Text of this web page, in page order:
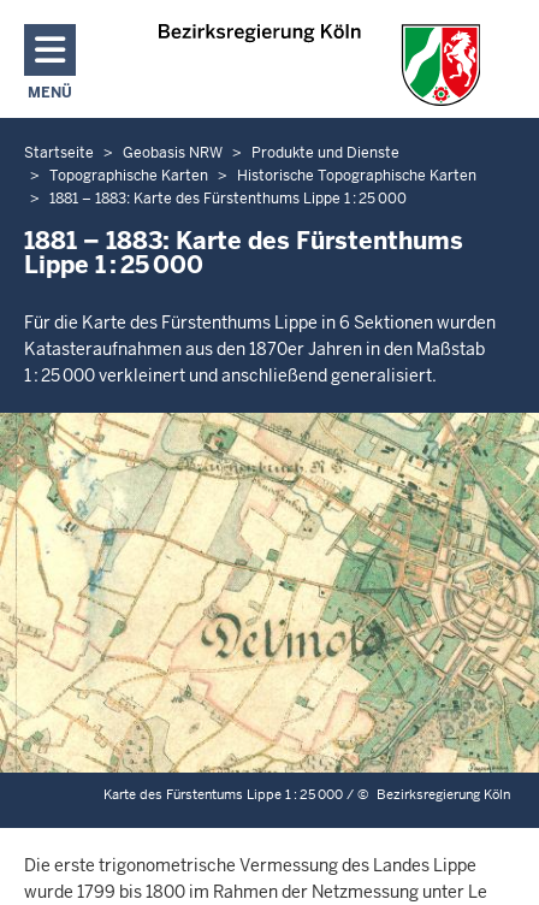
Direkt zum Inhalt
MENÜ
NAVIGATION AKTIVIEREN/DEAKTIVIEREN: HAUPTMENÜ
Sie
befinden
hier
Startseite Geobasis NRW
Produkte und Dienste
Topographische Karten
Historische Topographische Karten
1881 – 1883: Karte des Fürstenthums Lippe 1 : 25 000
1881 – 1883: Karte des Fürstenthums
Lippe 1 : 25 000
Für die Karte des Fürstenthums Lippe in 6 Sektionen wurden
Katasteraufnahmen aus den 1870er Jahren in den Maßstab
1 : 25 000 verkleinert und anschließend generalisiert.
Karte des Fürstentums Lippe 1 : 25 000 /© Bezirksregierung Köln
Die erste trigonometrische Vermessung des Landes Lippe
wurde 1799 bis 1800 im Rahmen der Netzmessung unter Le